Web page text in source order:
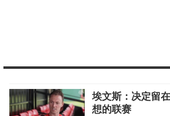
埃文斯：决定留
想的联赛